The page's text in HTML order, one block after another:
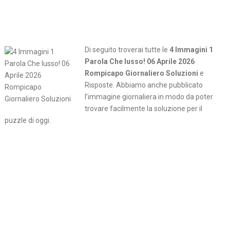
Di seguito troverai tutte le 4 Immagini 1
Parola Che lusso! 06 Aprile 2026
Rompicapo Giornaliero Soluzioni e
Risposte. Abbiamo anche pubblicato
l’immagine giornaliera in modo da poter
trovare facilmente la soluzione per il
puzzle di oggi.